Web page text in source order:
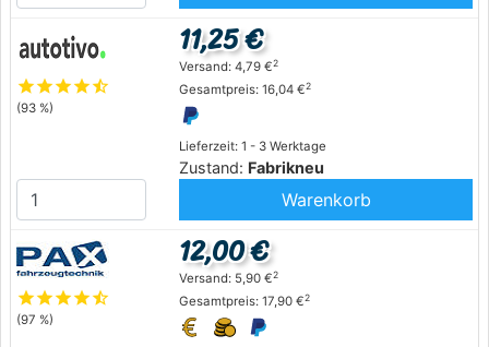
starstarstarstarstar_half
(93 %)
Lieferzeit: 1 - 3 Werktage
Zustand: Fabrikneu
11,25 €
Versand: 4,79 €2
Gesamtpreis: 16,04 €2
Warenkorb
starstarstarstarstar_half
(97 %)
12,00 €
Versand: 5,90 €2
Gesamtpreis: 17,90 €2